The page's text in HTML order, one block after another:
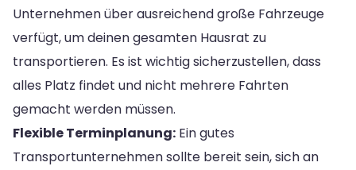
Unternehmen über ausreichend große Fahrzeuge
verfügt, um deinen gesamten Hausrat zu
transportieren. Es ist wichtig sicherzustellen, dass
alles Platz findet und nicht mehrere Fahrten
gemacht werden müssen.
Flexible Terminplanung: Ein gutes
Transportunternehmen sollte bereit sein, sich an